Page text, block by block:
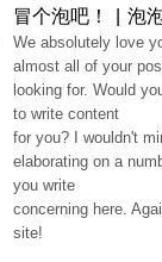
冒个泡吧！ | 泡
We absolutely love
almost all of your
looking for. Would
to write content
for you? I wouldn't
elaborating on a
you write
concerning here.
site!